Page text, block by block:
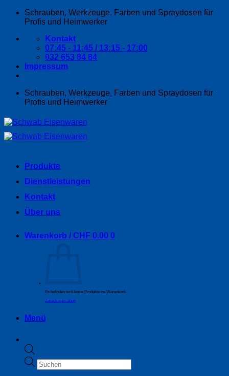
Zum
Schrauben, Werkzeuge, Farben und Spraydosen für
Profis und Heimwerker
Kontakt
07:45 - 11:45 / 13:15 - 17:00
032 653 84 84
Impressum
Schrauben, Werkzeuge, Farben und Spraydosen für
Profis und Heimwerker
Products
search
Produkte
Dienstleistungen
Kontakt
Über uns
Warenkorb / CHF 0.00 0
Es befinden sich keine Produkte im Warenkorb.
Zurück zum Shop
Menü